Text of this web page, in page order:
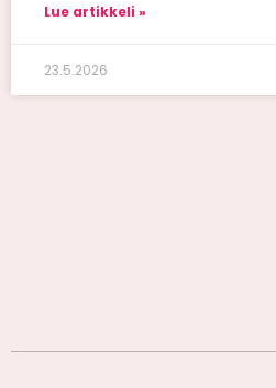
Lue artikkeli »
23.5.2026